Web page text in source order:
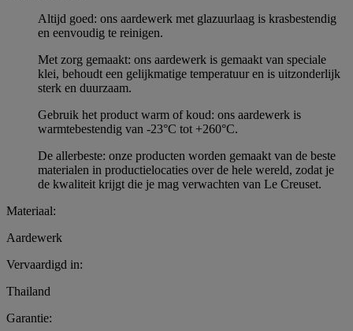
Altijd goed: ons aardewerk met glazuurlaag is krasbestendig
en eenvoudig te reinigen.
Met zorg gemaakt: ons aardewerk is gemaakt van speciale
klei, behoudt een gelijkmatige temperatuur en is uitzonderlijk
sterk en duurzaam.
Gebruik het product warm of koud: ons aardewerk is
warmtebestendig van -23°C tot +260°C.
De allerbeste: onze producten worden gemaakt van de beste
materialen in productielocaties over de hele wereld, zodat je
de kwaliteit krijgt die je mag verwachten van Le Creuset.
Materiaal:
Aardewerk
Vervaardigd in:
Thailand
Garantie: